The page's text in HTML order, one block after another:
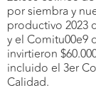
por siembra y
productivo 2023
y el Comitu00e9
invirtieron
incluido el 3er
Calidad.